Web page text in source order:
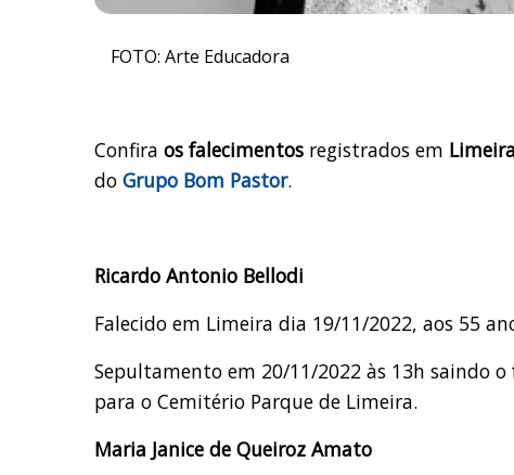
FOTO: Arte Educadora
Confira os falecimentos registrados em Limeira
do Grupo Bom Pastor.
Ricardo Antonio Bellodi
Falecido em Limeira dia 19/11/2022, aos 55
Sepultamento em 20/11/2022 às 13h saindo
para o Cemitério Parque de Limeira.
Maria Janice de Queiroz Amato